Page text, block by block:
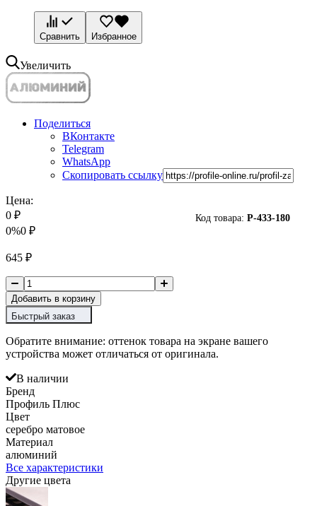
Сравнить Избранное
Увеличить
Поделиться
ВКонтакте
Telegram
WhatsApp
Скопировать ссылку
Код товара: P-433-180
Цена:
0 ₽
0%0 ₽
645 ₽
Добавить в корзину
Быстрый заказ
Обратите внимание: оттенок товара на экране вашего
устройства может отличаться от оригинала.
В наличии
Бренд
Профиль Плюс
Цвет
серебро матовое
Материал
алюминий
Все характеристики
Другие цвета